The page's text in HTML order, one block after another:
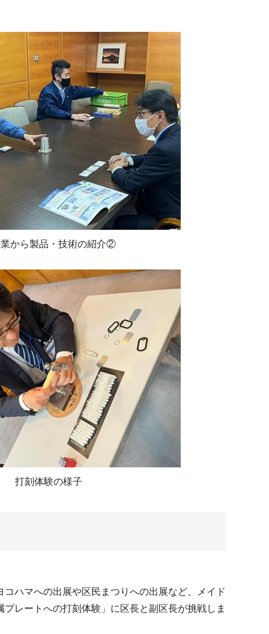
から製品・技術の紹介②
打刻体験の様子
ハマへの出展や区民まつりへの出展など、メイド
レートへの打刻体験」に区長と副区長が挑戦しま